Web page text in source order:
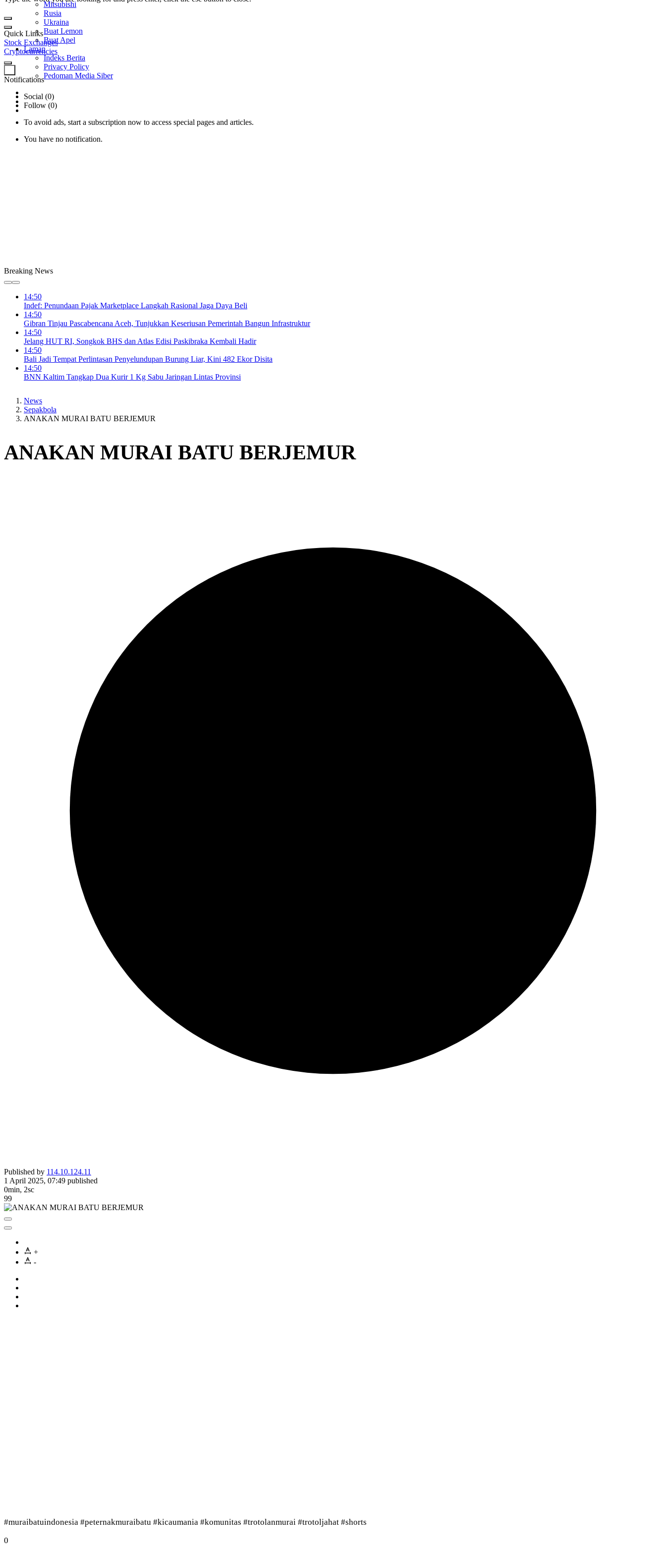
Quick Links
Stock Exchanges
Cryptocurrencies
Notifications
Social (0)
Follow (0)
To avoid ads, start a subscription now to access special pages and articles.
You have no notification.
Mitsubishi
Rusia
Ukraina
Buat Lemon
Buat Apel
Laman
Indeks Berita
Privacy Policy
Pedoman Media Siber
Breaking News
14:50
Indef: Penundaan Pajak Marketplace Langkah Rasional Jaga Daya Beli
14:50
Gibran Tinjau Pascabencana Aceh, Tunjukkan Keseriusan Pemerintah Bangun Infrastruktur
14:50
Jelang HUT RI, Songkok BHS dan Atlas Edisi Paskibraka Kembali Hadir
14:50
Bali Jadi Tempat Perlintasan Penyelundupan Burung Liar, Kini 482 Ekor Disita
14:50
BNN Kaltim Tangkap Dua Kurir 1 Kg Sabu Jaringan Lintas Provinsi
News
Sepakbola
ANAKAN MURAI BATU BERJEMUR
ANAKAN MURAI BATU BERJEMUR
Published by 114.10.124.11
1 April 2025, 07:49 published
0min, 2sc
99
+
-
#muraibatuindonesia #peternakmuraibatu #kicaumania #komunitas #trotolanmurai #trotoljahat #shorts
0